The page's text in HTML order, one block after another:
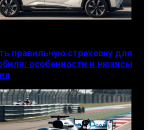
правильную страховку для
особенности и нюансы